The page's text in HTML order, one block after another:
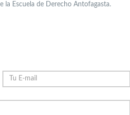
la Escuela de Derecho Antofagasta.